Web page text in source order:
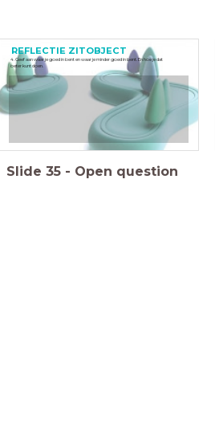
REFLECTIE ZITOBJECT
4. Geef aan waar je goed in bent en waar je minder goed in bent. En hoe je dat
beter kunt doen.
Slide 35 - Open question